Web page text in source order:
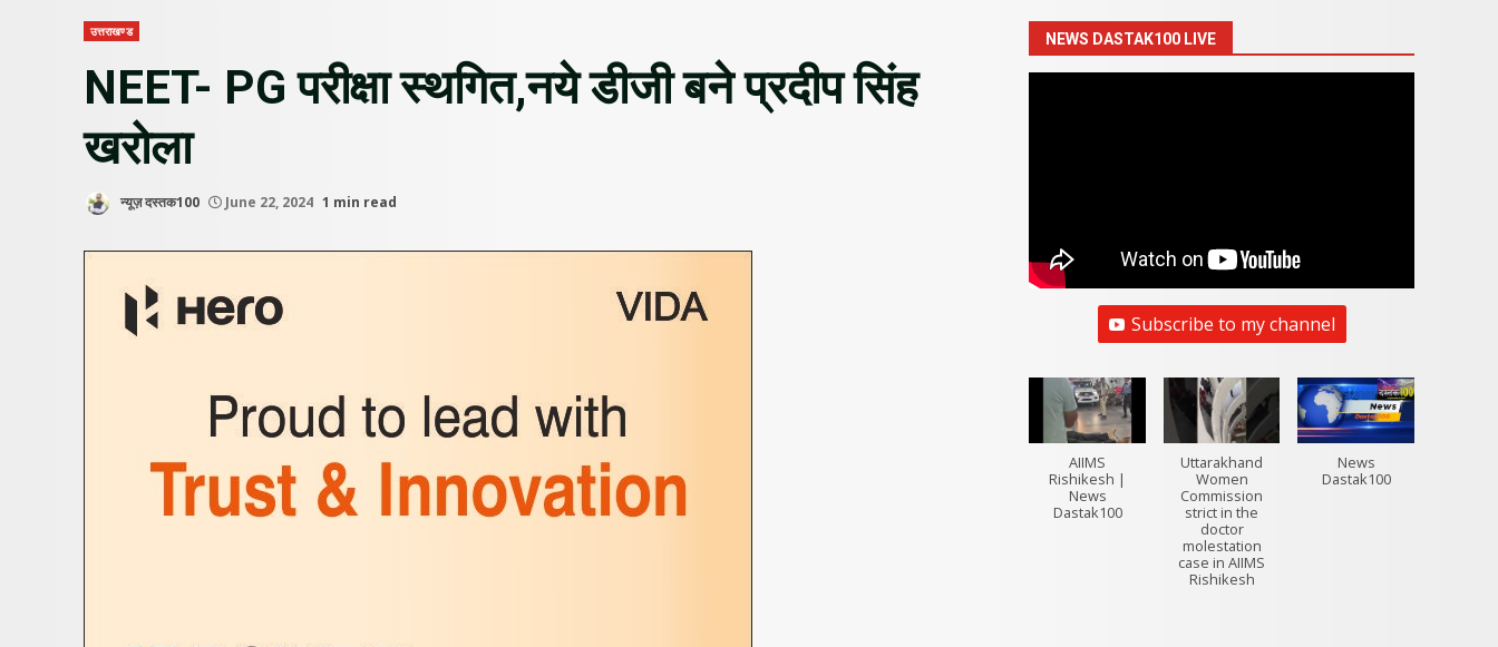
उत्तराखण्ड
NEET- PG परीक्षा स्थगित,नये डीजी बने प्रदीप सिंह
खरोला
न्यूज़ दस्तक100 June 22, 2024 1 min read
NEWS DASTAK100 LIVE
Subscribe to my channel
AIIMS
Rishikesh |
News
Dastak100
Uttarakhand
Women
Commission
strict in the
doctor
molestation
case in AIIMS
Rishikesh
News
Dastak100